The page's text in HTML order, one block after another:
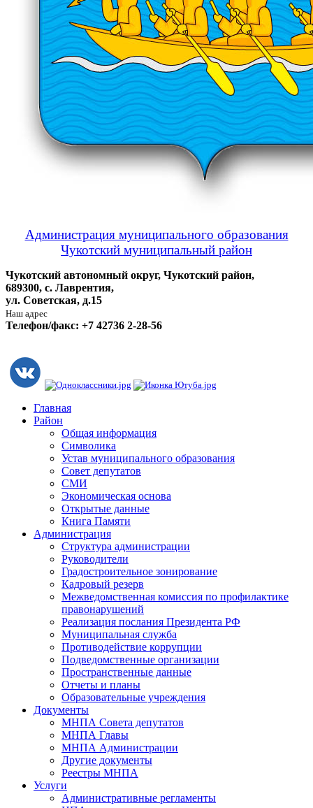
Администрация муниципального образования
Чукотский муниципальный район
Чукотский автономный округ, Чукотский район,
689300, с. Лаврентия,
ул. Советская, д.15
Наш адрес
Телефон/факс: +7 42736 2-28-56
Главная
Район
Общая информация
Символика
Устав муниципального образования
Совет депутатов
СМИ
Экономическая основа
Открытые данные
Книга Памяти
Администрация
Структура администрации
Руководители
Градостроительное зонирование
Кадровый резерв
Межведомственная комиссия по профилактике
правонарушений
Реализация послания Президента РФ
Муниципальная служба
Противодействие коррупции
Подведомственные организации
Пространственные данные
Отчеты и планы
Образовательные учреждения
Документы
МНПА Совета депутатов
МНПА Главы
МНПА Администрации
Другие документы
Реестры МНПА
Услуги
Административные регламенты